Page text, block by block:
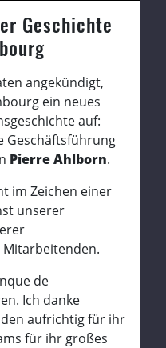
Geschichte
angekündigt,
ein neues
auf:
Pierre Ahlborn.
im Zeichen einer
unserer
de
Ich danke
aufrichtig für ihr
für ihr großes